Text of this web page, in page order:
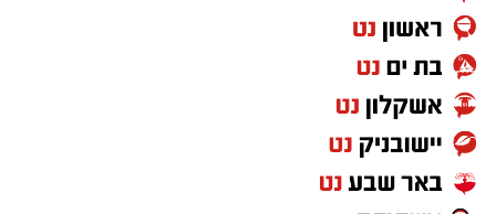
אותנו